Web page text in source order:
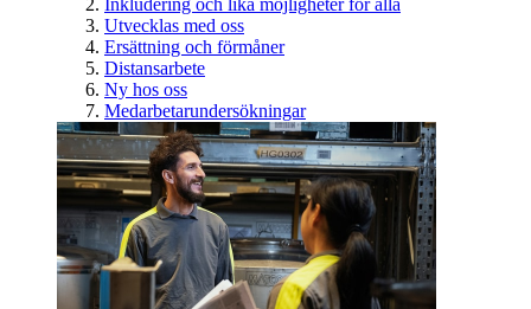
Utvecklas med oss
Ersättning och förmåner
Distansarbete
Ny hos oss
Medarbetarundersökningar